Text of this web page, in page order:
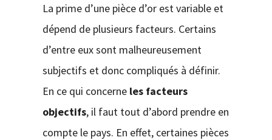
La prime d’une pièce d’or est variable et
dépend de plusieurs facteurs. Certains
d’entre eux sont malheureusement
subjectifs et donc compliqués à définir.
En ce qui concerneles facteurs
objectifs, il faut tout d’abord prendre en
compte le pays. En effet, certaines pièces